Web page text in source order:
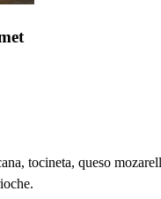
tocineta, queso